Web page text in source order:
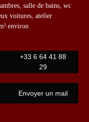
salle de bains, wc
voitures, atelier
environ
+33 6 64 41 88
29
Envoyer un mail